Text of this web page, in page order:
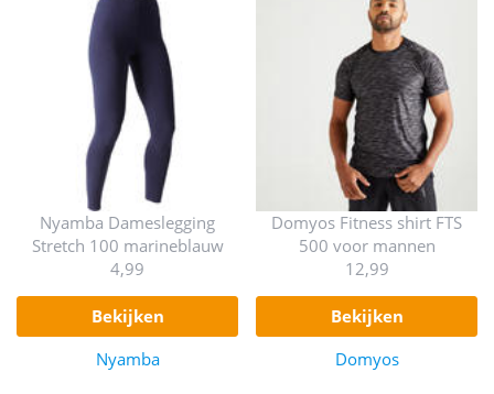
Nyamba Dameslegging
Stretch 100 marineblauw
4,99
bekijken
Nyamba
Domyos Fitness shirt FTS
500 voor mannen
12,99
bekijken
Domyos